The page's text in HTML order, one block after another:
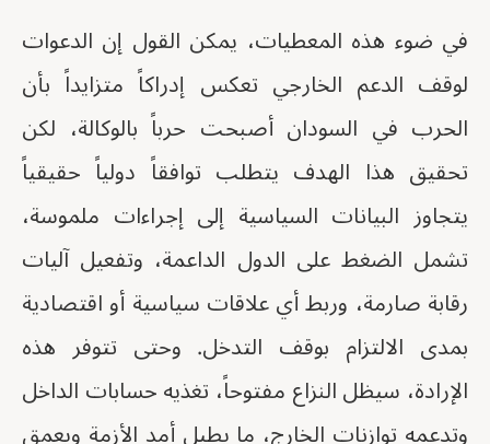
في ضوء هذه المعطيات، يمكن القول إن الدعوات
لوقف الدعم الخارجي تعكس إدراكاً متزايداً بأن
الحرب في السودان أصبحت حرباً بالوكالة، لكن
تحقيق هذا الهدف يتطلب توافقاً دولياً حقيقياً
يتجاوز البيانات السياسية إلى إجراءات ملموسة،
تشمل الضغط على الدول الداعمة، وتفعيل آليات
رقابة صارمة، وربط أي علاقات سياسية أو اقتصادية
بمدى الالتزام بوقف التدخل. وحتى تتوفر هذه
الإرادة، سيظل النزاع مفتوحاً، تغذيه حسابات الداخل